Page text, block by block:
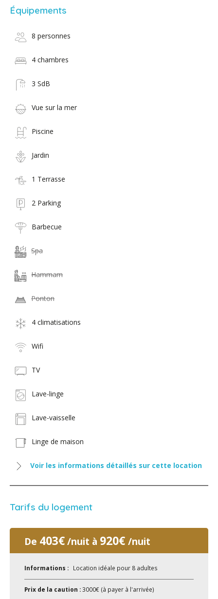
Équipements
8 personnes
4 chambres
3 SdB
Vue sur la mer
Piscine
Jardin
1 Terrasse
2 Parking
Barbecue
Spa
Hammam
Ponton
4 climatisations
Wifi
TV
Lave-linge
Lave-vaisselle
Linge de maison
Voir les informations détaillés sur cette location
Tarifs du logement
De 403€/nuit à 920€ /nuit
Informations : Location idéale pour 8 adultes
Prix de la caution :3000€ (à payer à l'arrivée)